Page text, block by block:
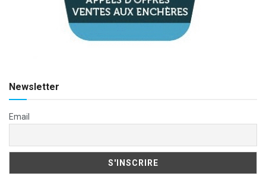
Newsletter
Email